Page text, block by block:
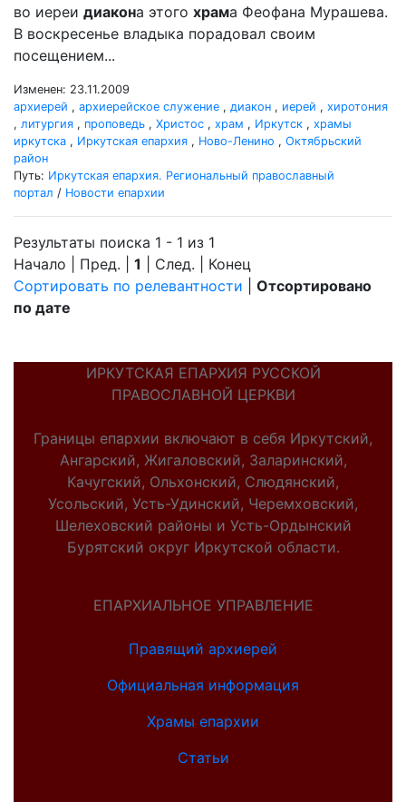
во иереи диакона этого храма Феофана Мурашева.
В воскресенье владыка порадовал своим
посещением...
Изменен: 23.11.2009
архиерей , архиерейское служение , диакон , иерей , хиротония
, литургия , проповедь , Христос , храм , Иркутск , храмы
иркутска , Иркутская епархия , Ново-Ленино , Октябрьский
район
Путь: Иркутская епархия. Региональный православный
портал / Новости епархии
Результаты поиска 1 - 1 из 1
Начало | Пред. | 1 | След. | Конец
Сортировать по релевантности
Отсортировано
по дате
ИРКУТСКАЯ ЕПАРХИЯ РУССКОЙ
ПРАВОСЛАВНОЙ ЦЕРКВИ
Границы епархии включают в себя Иркутский,
Ангарский, Жигаловский, Заларинский,
Качугский, Ольхонский, Слюдянский,
Усольский, Усть-Удинский, Черемховский,
Шелеховский районы и Усть-Ордынский
Бурятский округ Иркутской области.
ЕПАРХИАЛЬНОЕ УПРАВЛЕНИЕ
Правящий архиерей
Официальная информация
Храмы епархии
Статьи